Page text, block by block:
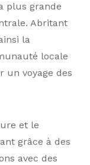
plus grande
Abritant
la
locale
un voyage des
et le
grâce à des
avec des